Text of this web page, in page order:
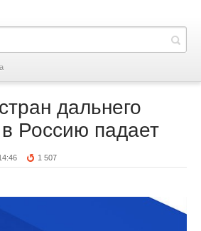
дальнего
Россию падает
1 507